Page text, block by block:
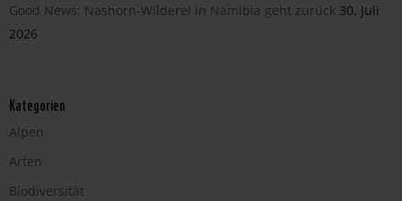
Good News: Nashorn-Wilderei in Namibia geht zurück 30. Juli
2026
Kategorien
Alpen
Arten
Biodiversität